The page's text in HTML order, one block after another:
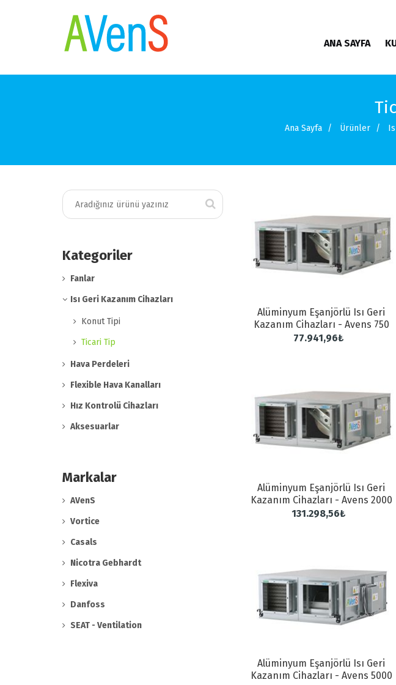
ANA SAYFA
Ana Sayfa Ürünler
Kategoriler
Fanlar
Isı Geri Kazanım Cihazları
Konut Tipi
Ticari Tip
Hava Perdeleri
Flexible Hava Kanalları
Hız Kontrolü Cihazları
Aksesuarlar
Markalar
AVenS
Vortice
Casals
Nicotra Gebhardt
Flexiva
Danfoss
SEAT - Ventilation
Alüminyum Eşanjörlü Isı Geri
Kazanım Cihazları - Avens 750
77.941,96₺
Alüminyum Eşanjörlü Isı Geri
Kazanım Cihazları - Avens 2000
131.298,56₺
Alüminyum Eşanjörlü Isı Geri
Kazanım Cihazları - Avens 5000